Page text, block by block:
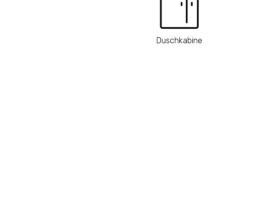
Duschkabine